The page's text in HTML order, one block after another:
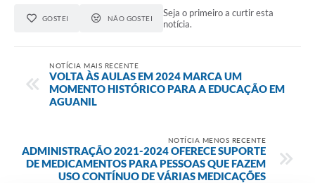
GOSTEI NÃO GOSTEI
Seja o primeiro a curtir esta
notícia.
NOTÍCIA MAIS RECENTE
VOLTA ÀS AULAS EM 2024 MARCA UM
MOMENTO HISTÓRICO PARA A EDUCAÇÃO EM
AGUANIL
NOTÍCIA MENOS RECENTE
ADMINISTRAÇÃO 2021-2024 OFERECE SUPORTE
DE MEDICAMENTOS PARA PESSOAS QUE FAZEM
USO CONTÍNUO DE VÁRIAS MEDICAÇÕES